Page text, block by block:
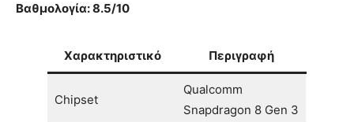
Βαθμολογία: 8.5/10
Χαρακτηριστικό Περιγραφή
Chipset
Qualcomm
Snapdragon 8 Gen 3